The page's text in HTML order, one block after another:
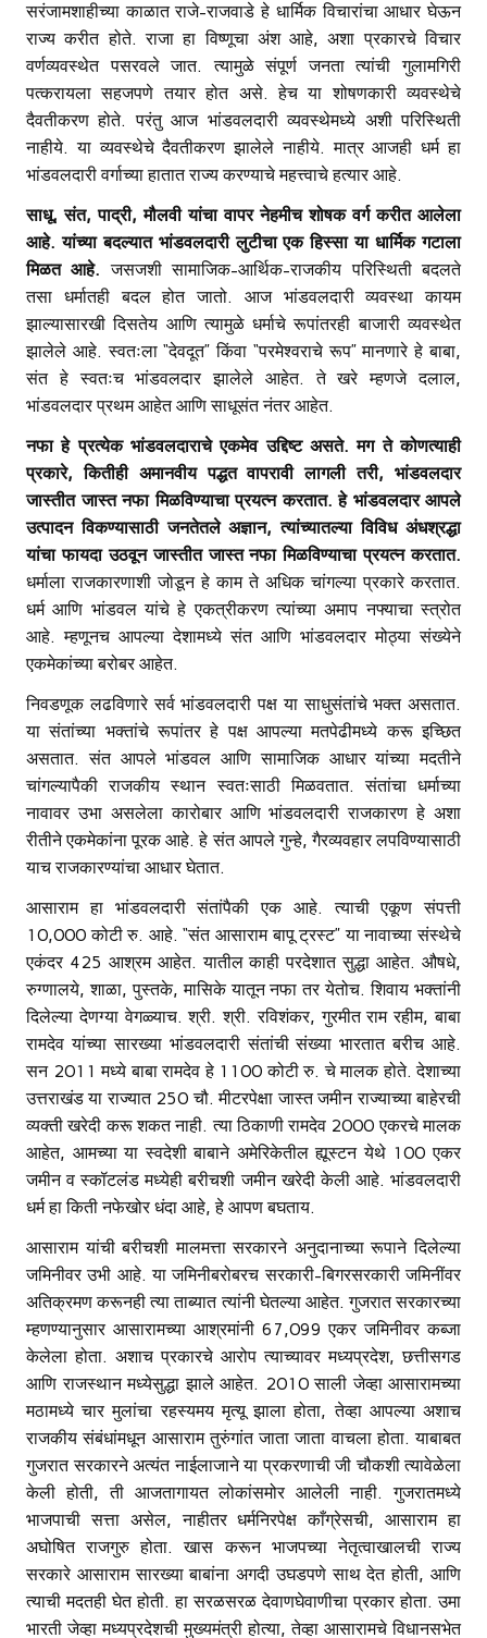
सरंजामशाहीच्या काळात राजे-राजवाडे हे धार्मिक विचारांचा आधार घेऊन
राज्य करीत होते. राजा हा विष्णूचा अंश आहे, अशा प्रकारचे विचार
वर्णव्यवस्थेत पसरवले जात. त्यामुळे संपूर्ण जनता त्यांची गुलामगिरी
पत्करायला सहजपणे तयार होत असे. हेच या शोषणकारी व्यवस्थेचे
दैवतीकरण होते. परंतु आज भांडवलदारी व्यवस्थेमध्ये अशी परिस्थिती
नाहीये. या व्यवस्थेचे दैवतीकरण झालेले नाहीये. मात्र आजही धर्म हा
भांडवलदारी वर्गाच्या हातात राज्य करण्याचे महत्त्वाचे हत्यार आहे.
साधू, संत, पाद्री, मौलवी यांचा वापर नेहमीच शोषक वर्ग करीत आलेला
आहे. यांच्या बदल्यात भांडवलदारी लुटीचा एक हिस्सा या धार्मिक गटाला
मिळत आहे.जसजशी सामाजिक-आर्थिक-राजकीय परिस्थिती बदलते
तसा धर्मातही बदल होत जातो. आज भांडवलदारी व्यवस्था कायम
झाल्यासारखी दिसतेय आणि त्यामुळे धर्माचे रूपांतरही बाजारी व्यवस्थेत
झालेले आहे. स्वतःला “देवदूत” किंवा “परमेश्वराचे रूप” मानणारे हे बाबा,
संत हे स्वतःच भांडवलदार झालेले आहेत. ते खरे म्हणजे दलाल,
भांडवलदार प्रथम आहेत आणि साधूसंत नंतर आहेत.
नफा हे प्रत्येक भांडवलदाराचे एकमेव उद्दिष्ट असते. मग ते कोणत्याही
प्रकारे, कितीही अमानवीय पद्धत वापरावी लागली तरी, भांडवलदार
जास्तीत जास्त नफा मिळविण्याचा प्रयत्न करतात. हे भांडवलदार आपले
उत्पादन विकण्यासाठी जनतेतले अज्ञान, त्यांच्यातल्या विविध अंधश्रद्धा
यांचा फायदा उठवून जास्तीत जास्त नफा मिळविण्याचा प्रयत्न करतात.
धर्माला राजकारणाशी जोडून हे काम ते अधिक चांगल्या प्रकारे करतात.
धर्म आणि भांडवल यांचे हे एकत्रीकरण त्यांच्या अमाप नफ्याचा स्त्रोत
आहे. म्हणूनच आपल्या देशामध्ये संत आणि भांडवलदार मोठ्या संख्येने
एकमेकांच्या बरोबर आहेत.
निवडणूक लढविणारे सर्व भांडवलदारी पक्ष या साधुसंतांचे भक्त असतात.
या संतांच्या भक्तांचे रूपांतर हे पक्ष आपल्या मतपेढीमध्ये करू इच्छित
असतात. संत आपले भांडवल आणि सामाजिक आधार यांच्या मदतीने
चांगल्यापैकी राजकीय स्थान स्वतःसाठी मिळवतात. संतांचा धर्माच्या
नावावर उभा असलेला कारोबार आणि भांडवलदारी राजकारण हे अशा
रीतीने एकमेकांना पूरक आहे. हे संत आपले गुन्हे, गैरव्यवहार लपविण्यासाठी
याच राजकारण्यांचा आधार घेतात.
आसाराम हा भांडवलदारी संतांपैकी एक आहे. त्याची एकूण संपत्ती
10,000 कोटी रु. आहे. “संत आसाराम बापू ट्रस्ट” या नावाच्या संस्थेचे
एकंदर 425 आश्रम आहेत. यातील काही परदेशात सुद्धा आहेत. औषधे,
रुग्णालये, शाळा, पुस्तके, मासिके यातून नफा तर येतोच. शिवाय भक्तांनी
दिलेल्या देणग्या वेगळ्याच. श्री. श्री. रविशंकर, गुरमीत राम रहीम, बाबा
रामदेव यांच्या सारख्या भांडवलदारी संतांची संख्या भारतात बरीच आहे.
सन 2011 मध्ये बाबा रामदेव हे 1100 कोटी रु. चे मालक होते. देशाच्या
उत्तराखंड या राज्यात 250 चौ. मीटरपेक्षा जास्त जमीन राज्याच्या बाहेरची
व्यक्ती खरेदी करू शकत नाही. त्या ठिकाणी रामदेव 2000 एकरचे मालक
आहेत, आमच्या या स्वदेशी बाबाने अमेरिकेतील ह्यूस्टन येथे 100 एकर
जमीन व स्कॉटलंड मध्येही बरीचशी जमीन खरेदी केली आहे. भांडवलदारी
धर्म हा किती नफेखोर धंदा आहे, हे आपण बघताय.
आसाराम यांची बरीचशी मालमत्ता सरकारने अनुदानाच्या रूपाने दिलेल्या
जमिनीवर उभी आहे. या जमिनीबरोबरच सरकारी-बिगरसरकारी जमिनींवर
अतिक्रमण करूनही त्या ताब्यात त्यांनी घेतल्या आहेत. गुजरात सरकारच्या
म्हणण्यानुसार आसारामच्या आश्रमांनी 67,099 एकर जमिनीवर कब्जा
केलेला होता. अशाच प्रकारचे आरोप त्याच्यावर मध्यप्रदेश, छत्तीसगड
आणि राजस्थान मध्येसुद्धा झाले आहेत. 2010 साली जेव्हा आसारामच्या
मठामध्ये चार मुलांचा रहस्यमय मृत्यू झाला होता, तेव्हा आपल्या अशाच
राजकीय संबंधांमधून आसाराम तुरुंगांत जाता जाता वाचला होता. याबाबत
गुजरात सरकारने अत्यंत नाईलाजाने या प्रकरणाची जी चौकशी त्यावेळेला
केली होती, ती आजतागायत लोकांसमोर आलेली नाही. गुजरातमध्ये
भाजपाची सत्ता असेल, नाहीतर धर्मनिरपेक्ष काँग्रेसची, आसाराम हा
अघोषित राजगुरु होता. खास करून भाजपच्या नेतृत्वाखालची राज्य
सरकारे आसाराम सारख्या बाबांना अगदी उघडपणे साथ देत होती, आणि
त्याची मदतही घेत होती. हा सरळसरळ देवाणघेवाणीचा प्रकार होता. उमा
भारती जेव्हा मध्यप्रदेशची मुख्यमंत्री होत्या, तेव्हा आसारामचे विधानसभेत